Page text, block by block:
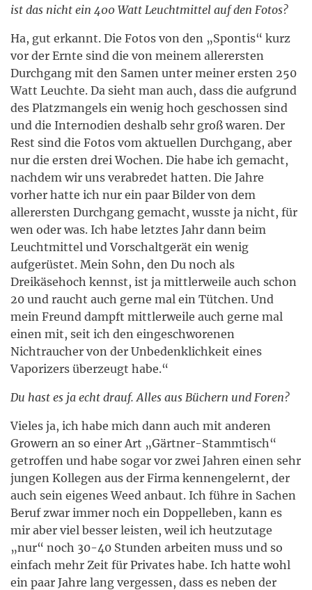
ist das nicht ein 400 Watt Leuchtmittel auf den Fotos?
Ha, gut erkannt. Die Fotos von den „Spontis“ kurz
vor der Ernte sind die von meinem allerersten
Durchgang mit den Samen unter meiner ersten 250
Watt Leuchte. Da sieht man auch, dass die aufgrund
des Platzmangels ein wenig hoch geschossen sind
und die Internodien deshalb sehr groß waren. Der
Rest sind die Fotos vom aktuellen Durchgang, aber
nur die ersten drei Wochen. Die habe ich gemacht,
nachdem wir uns verabredet hatten. Die Jahre
vorher hatte ich nur ein paar Bilder von dem
allerersten Durchgang gemacht, wusste ja nicht, für
wen oder was. Ich habe letztes Jahr dann beim
Leuchtmittel und Vorschaltgerät ein wenig
aufgerüstet. Mein Sohn, den Du noch als
Dreikäsehoch kennst, ist ja mittlerweile auch schon
20 und raucht auch gerne mal ein Tütchen. Und
mein Freund dampft mittlerweile auch gerne mal
einen mit, seit ich den eingeschworenen
Nichtraucher von der Unbedenklichkeit eines
Vaporizers überzeugt habe.“
Du hast es ja echt drauf. Alles aus Büchern und Foren?
Vieles ja, ich habe mich dann auch mit anderen
Growern an so einer Art „Gärtner-Stammtisch“
getroffen und habe sogar vor zwei Jahren einen sehr
jungen Kollegen aus der Firma kennengelernt, der
auch sein eigenes Weed anbaut. Ich führe in Sachen
Beruf zwar immer noch ein Doppelleben, kann es
mir aber viel besser leisten, weil ich heutzutage
„nur“ noch 30-40 Stunden arbeiten muss und so
einfach mehr Zeit für Privates habe. Ich hatte wohl
ein paar Jahre lang vergessen, dass es neben der